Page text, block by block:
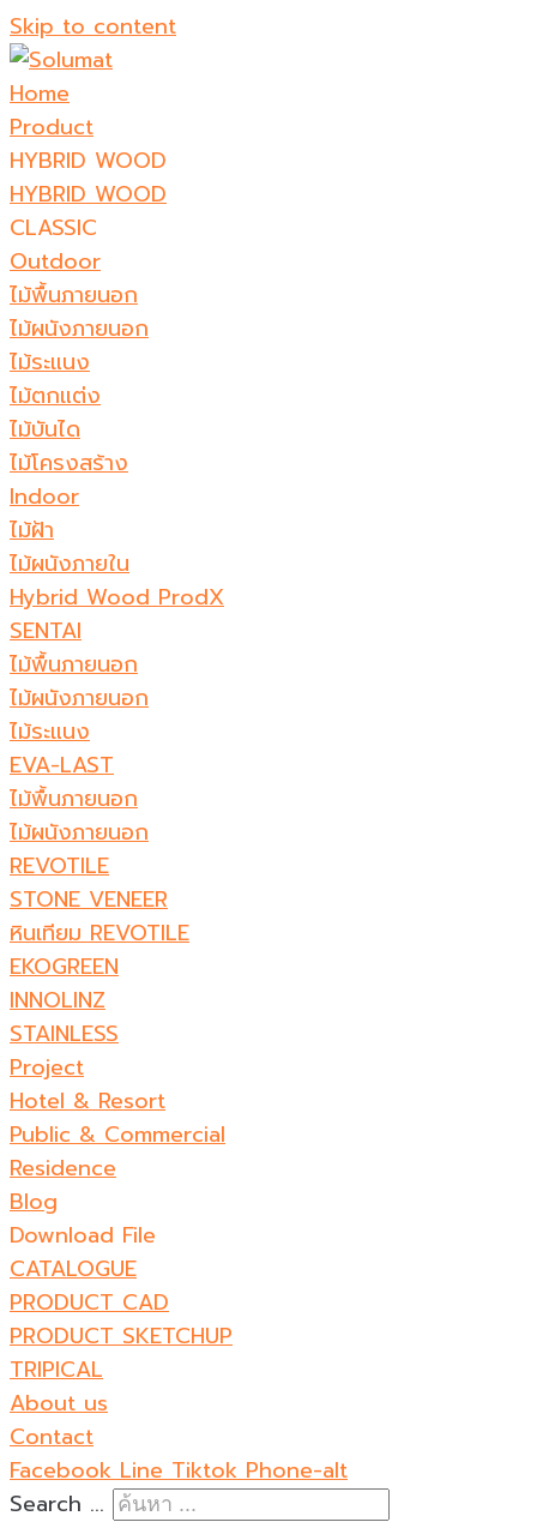
Skip to content
Home
Product
HYBRID WOOD
HYBRID WOOD
CLASSIC
Outdoor
ไม้พื้นภายนอก
ไม้ผนังภายนอก
ไม้ระแนง
ไม้ตกแต่ง
ไม้บันได
ไม้โครงสร้าง
Indoor
ไม้ฝ้า
ไม้ผนังภายใน
Hybrid Wood ProdX
SENTAI
ไม้พื้นภายนอก
ไม้ผนังภายนอก
ไม้ระแนง
EVA-LAST
ไม้พื้นภายนอก
ไม้ผนังภายนอก
REVOTILE
STONE VENEER​
หินเทียม REVOTILE​
EKOGREEN
INNOLINZ
STAINLESS
Project
Hotel & Resort
Public & Commercial
Residence
Blog
Download File
CATALOGUE
PRODUCT CAD
PRODUCT SKETCHUP
TRIPICAL
About us
Contact
Facebook Line Tiktok Phone-alt
Search ...